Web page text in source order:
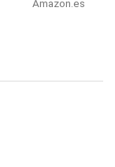
Amazon.es